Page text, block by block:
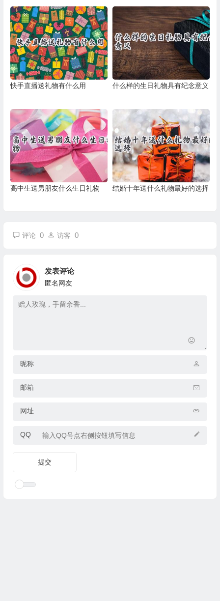
快手直播送礼物有什么用 什么样的生日礼物具有纪念意义
高中生送男朋友什么生日礼物 结婚十年送什么礼物最好的选择
评论 0 访客 0
发表评论
匿名网友
昵称
邮箱
网址
QQ